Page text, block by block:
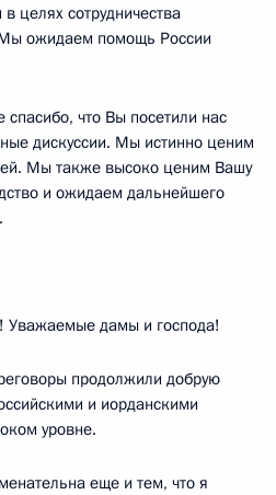
целях сотрудничества
ожидаем помощь России
что Вы посетили нас
дискуссии. Мы истинно ценим
Мы также высоко ценим Вашу
и ожидаем дальнейшего
Уважаемые дамы и господа!
продолжили добрую
и иорданскими
уровне.
еще и тем, что я